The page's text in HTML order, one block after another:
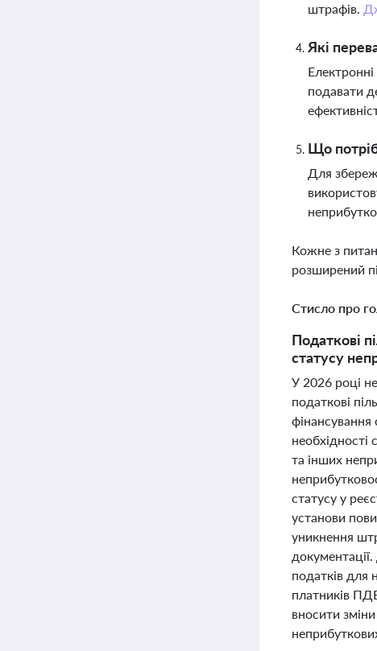
штрафів.
Які
подавати
Що
Для
Кожне з
розширений
Стисло про
Податкові
статусу
У 2026 році
податкові
фінансування
та інших
статусу у
установи
уникнення
податків для
платників
вносити